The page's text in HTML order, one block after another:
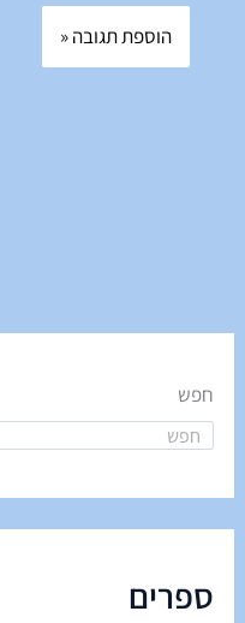
חפש
ספרים